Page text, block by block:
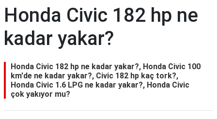
Hyundai
Opel
Peugeot
Renault
Toyota
Honda Civic 182 hp ne
kadar yakar?
Honda Civic 182 hp ne kadar yakar?, Honda Civic 100
km'de ne kadar yakar?, Civic 182 hp kaç tork?,
Honda Civic 1.6 LPG ne kadar yakar?, Honda Civic
çok yakıyor mu?